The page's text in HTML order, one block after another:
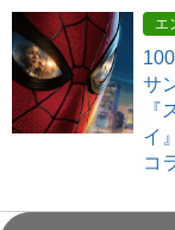
エ
サ
『
イ
コ